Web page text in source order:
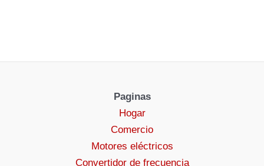
Paginas
Hogar
Comercio
Motores eléctricos
Convertidor de frecuencia